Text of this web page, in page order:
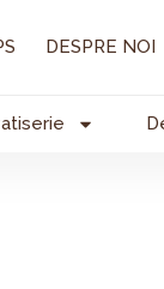
DESPRE NOI